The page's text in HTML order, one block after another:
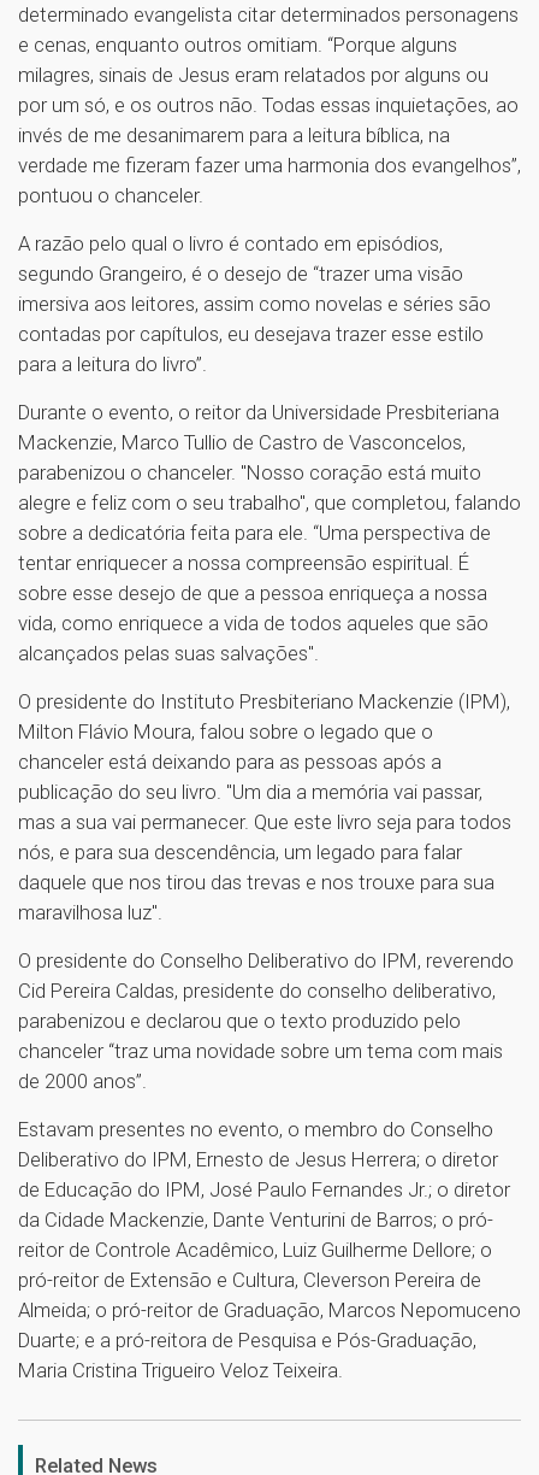
determinado evangelista citar determinados personagens
e cenas, enquanto outros omitiam. “Porque alguns
milagres, sinais de Jesus eram relatados por alguns ou
por um só, e os outros não. Todas essas inquietações, ao
invés de me desanimarem para a leitura bíblica, na
verdade me fizeram fazer uma harmonia dos evangelhos”,
pontuou o chanceler.
A razão pelo qual o livro é contado em episódios,
segundo Grangeiro, é o desejo de “trazer uma visão
imersiva aos leitores, assim como novelas e séries são
contadas por capítulos, eu desejava trazer esse estilo
para a leitura do livro”.
Durante o evento, o reitor da Universidade Presbiteriana
Mackenzie, Marco Tullio de Castro de Vasconcelos,
parabenizou o chanceler. "Nosso coração está muito
alegre e feliz com o seu trabalho", que completou, falando
sobre a dedicatória feita para ele. “Uma perspectiva de
tentar enriquecer a nossa compreensão espiritual. É
sobre esse desejo de que a pessoa enriqueça a nossa
vida, como enriquece a vida de todos aqueles que são
alcançados pelas suas salvações".
O presidente do Instituto Presbiteriano Mackenzie (IPM),
Milton Flávio Moura, falou sobre o legado que o
chanceler está deixando para as pessoas após a
publicação do seu livro. "Um dia a memória vai passar,
mas a sua vai permanecer. Que este livro seja para todos
nós, e para sua descendência, um legado para falar
daquele que nos tirou das trevas e nos trouxe para sua
maravilhosa luz".
O presidente do Conselho Deliberativo do IPM, reverendo
Cid Pereira Caldas, presidente do conselho deliberativo,
parabenizou e declarou que o texto produzido pelo
chanceler “traz uma novidade sobre um tema com mais
de 2000 anos”.
Estavam presentes no evento, o membro do Conselho
Deliberativo do IPM, Ernesto de Jesus Herrera; o diretor
de Educação do IPM, José Paulo Fernandes Jr.; o diretor
da Cidade Mackenzie, Dante Venturini de Barros; o pró-
reitor de Controle Acadêmico, Luiz Guilherme Dellore; o
pró-reitor de Extensão e Cultura, Cleverson Pereira de
Almeida; o pró-reitor de Graduação, Marcos Nepomuceno
Duarte; e a pró-reitora de Pesquisa e Pós-Graduação,
Maria Cristina Trigueiro Veloz Teixeira.
1
Related News